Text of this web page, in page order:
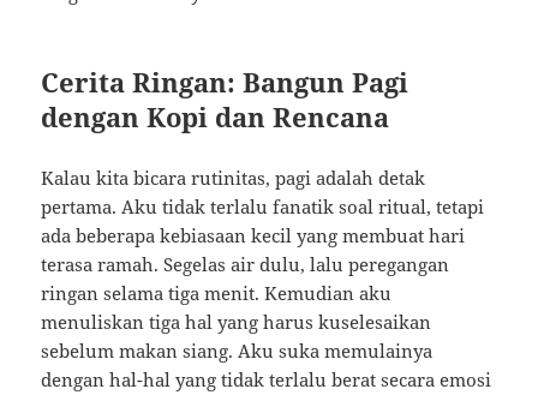
Cerita Ringan: Bangun Pagi
dengan Kopi dan Rencana
Kalau kita bicara rutinitas, pagi adalah detak
pertama. Aku tidak terlalu fanatik soal ritual, tetapi
ada beberapa kebiasaan kecil yang membuat hari
terasa ramah. Segelas air dulu, lalu peregangan
ringan selama tiga menit. Kemudian aku
menuliskan tiga hal yang harus kuselesaikan
sebelum makan siang. Aku suka memulainya
dengan hal-hal yang tidak terlalu berat secara emosi